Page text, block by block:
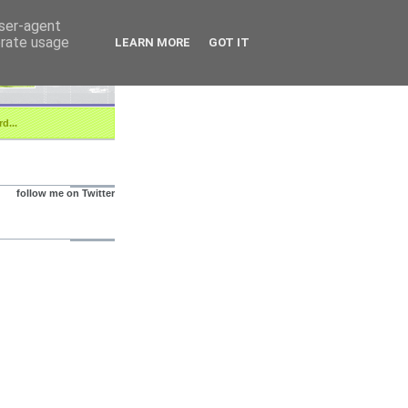
follow me on Twitter
agent
usage
LEARN MORE GOT IT